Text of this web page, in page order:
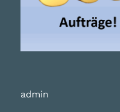
admin